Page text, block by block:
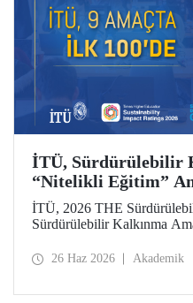
İTÜ, Sürdürülebilir
“Nitelikli Eğitim”
5’te
İTÜ, 2026 THE
Sürdürülebilir Kalkınma
26 Haz 2026 Akademik